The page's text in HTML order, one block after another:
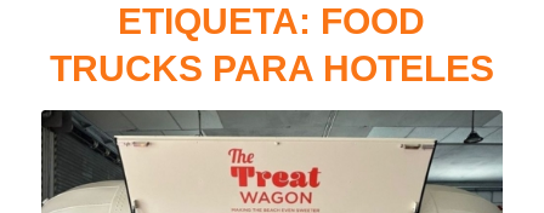
ETIQUETA: FOOD
TRUCKS PARA HOTELES